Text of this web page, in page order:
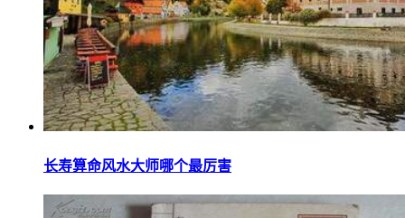
长寿算命风水大师哪个最厉害